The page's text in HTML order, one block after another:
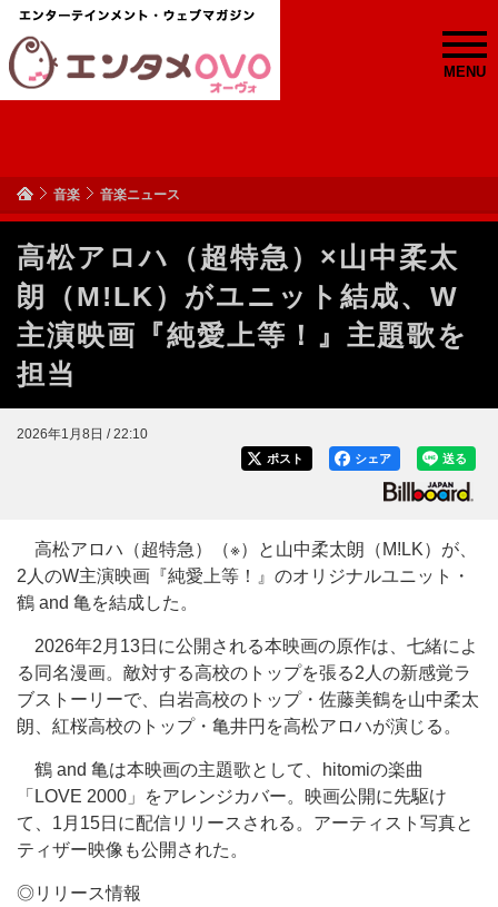
MENU
音楽 音楽ニュース
高松アロハ（超特急）×山中柔太
朗（M!LK）がユニット結成、W
主演映画『純愛上等！』主題歌を
担当
2026年1月8日 / 22:10
送る
シェア
ポスト
高松アロハ（超特急）（※）と山中柔太朗（M!LK）が、
2人のW主演映画『純愛上等！』のオリジナルユニット・
鶴 and 亀を結成した。
2026年2月13日に公開される本映画の原作は、七緒によ
る同名漫画。敵対する高校のトップを張る2人の新感覚ラ
ブストーリーで、白岩高校のトップ・佐藤美鶴を山中柔太
朗、紅桜高校のトップ・亀井円を高松アロハが演じる。
鶴 and 亀は本映画の主題歌として、hitomiの楽曲
「LOVE 2000」をアレンジカバー。映画公開に先駆け
て、1月15日に配信リリースされる。アーティスト写真と
ティザー映像も公開された。
◎リリース情報